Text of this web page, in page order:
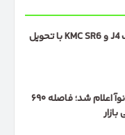
فروش اقساطی جک J4 و KMC SR6 با تحویل
قیمت نهایی پارس نوآ اعلام شد؛ فاصله ۶۹۰